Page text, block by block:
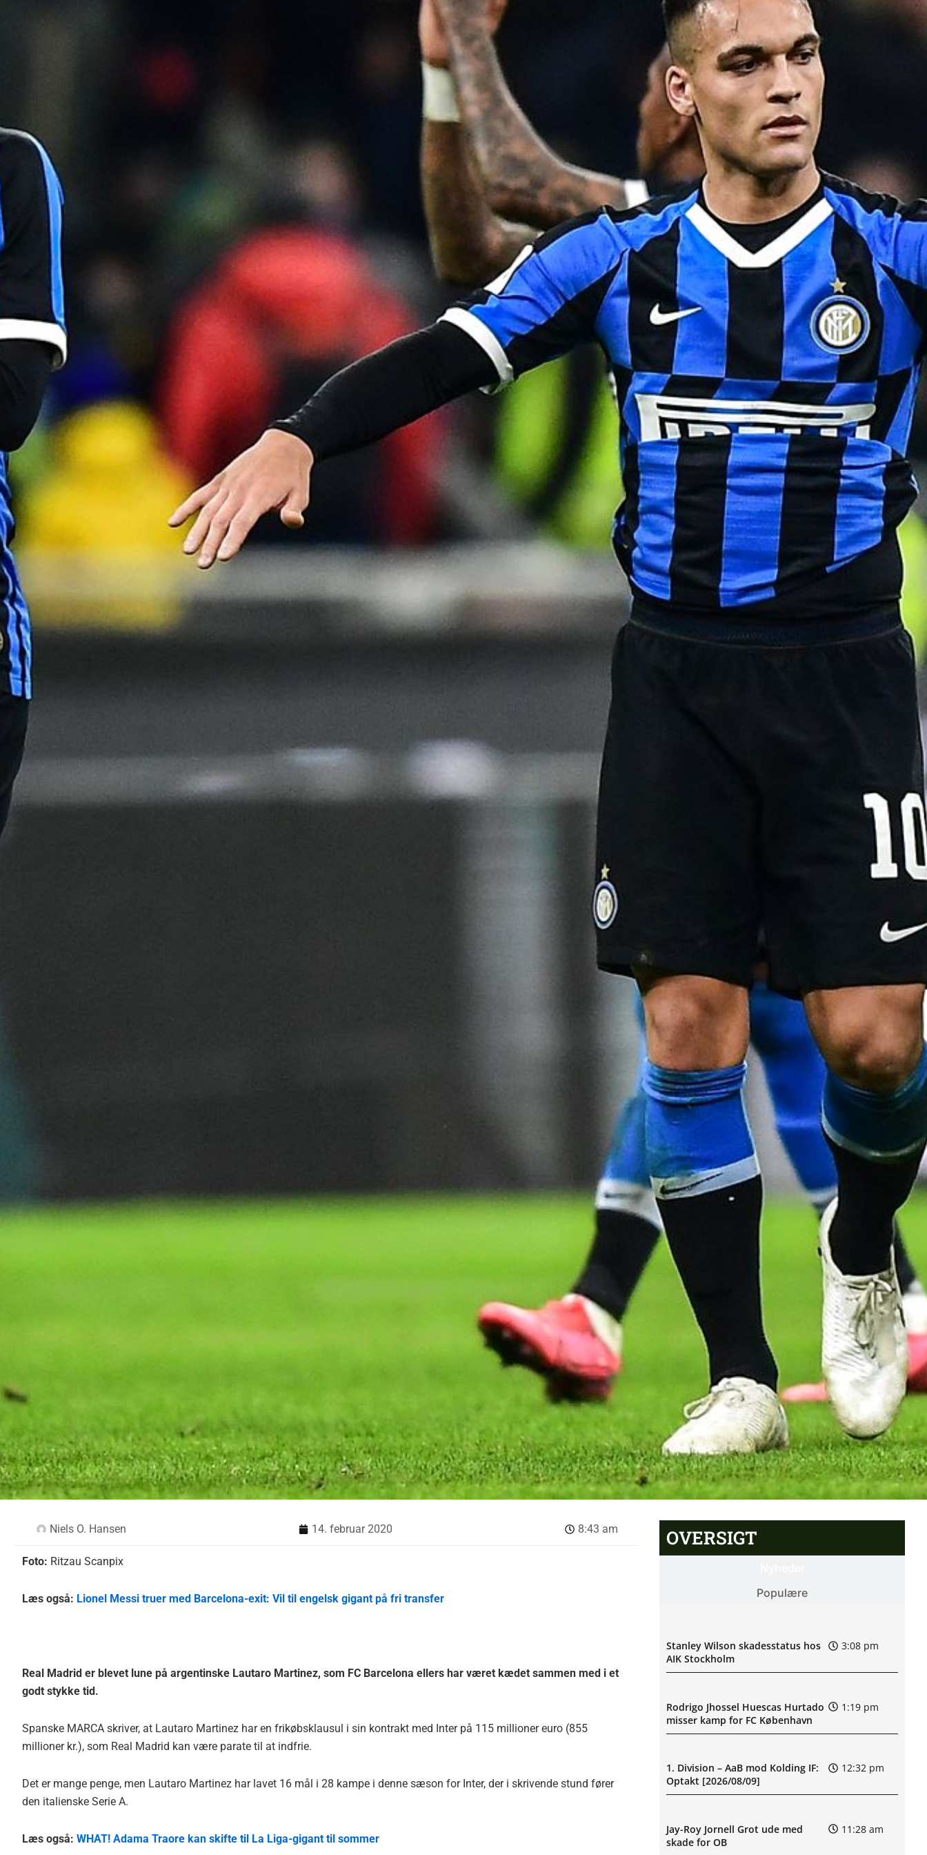
Niels O. Hansen 14. februar 2020 8:43 am
Foto: Ritzau Scanpix
Læs også: Lionel Messi truer med Barcelona-exit: Vil til engelsk gigant på fri transfer
Real Madrid er blevet lune på argentinske Lautaro Martinez, som FC Barcelona ellers har været kædet sammen med i et
godt stykke tid.
Spanske MARCA skriver, at Lautaro Martinez har en frikøbsklausul i sin kontrakt med Inter på 115 millioner euro (855
millioner kr.), som Real Madrid kan være parate til at indfrie.
Det er mange penge, men Lautaro Martinez har lavet 16 mål i 28 kampe i denne sæson for Inter, der i skrivende stund fører
den italienske Serie A.
Læs også: WHAT! Adama Traore kan skifte til La Liga-gigant til sommer
OVERSIGT
Populære
Stanley Wilson skadesstatus hos
AIK Stockholm
3:08 pm
Rodrigo Jhossel Huescas Hurtado
misser kamp for FC København
1:19 pm
1. Division – AaB mod Kolding IF:
Optakt [2026/08/09]
12:32 pm
Jay-Roy Jornell Grot ude med
skade for OB
11:28 am